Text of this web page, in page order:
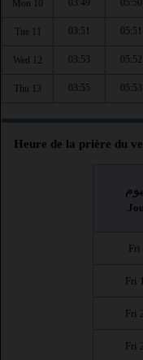
Mon 10 03:49 05:50
Tue 11 03:51 05:51
Wed 12 03:53 05:52
Thu 13 03:55 05:53
Heure de la prière du
Fri
Fri
Fri
Fri